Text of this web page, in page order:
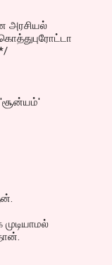
அரசியல்